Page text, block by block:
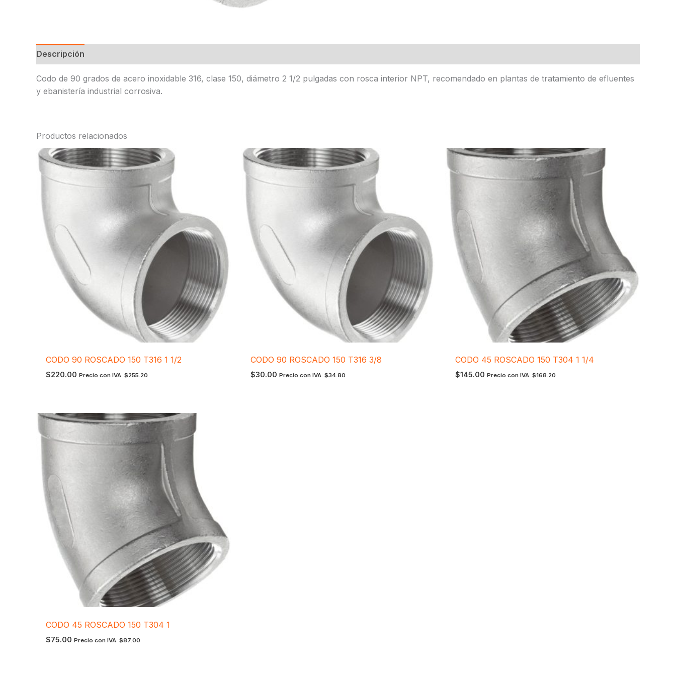
Descripción
Codo de 90 grados de acero inoxidable 316, clase 150, diámetro 2 1/2 pulgadas con rosca interior NPT, recomendado en plantas de tratamiento de efluentes
y ebanistería industrial corrosiva.
Productos relacionados
CODO 90 ROSCADO 150 T316 1 1/2
$220.00 Precio con IVA:$255.20
CODO 90 ROSCADO 150 T316 3/8
$30.00 Precio con IVA: $34.80
CODO 45 ROSCADO 150 T304 1 1/4
$145.00 Precio con IVA: $168.20
CODO 45 ROSCADO 150 T304 1
$75.00 Precio con IVA:$87.00